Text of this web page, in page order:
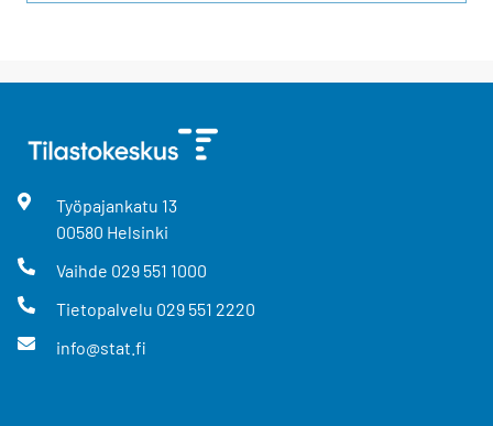
Työpajankatu 13
00580 Helsinki
Vaihde 029 551 1000
Tietopalvelu 029 551 2220
info@stat.fi